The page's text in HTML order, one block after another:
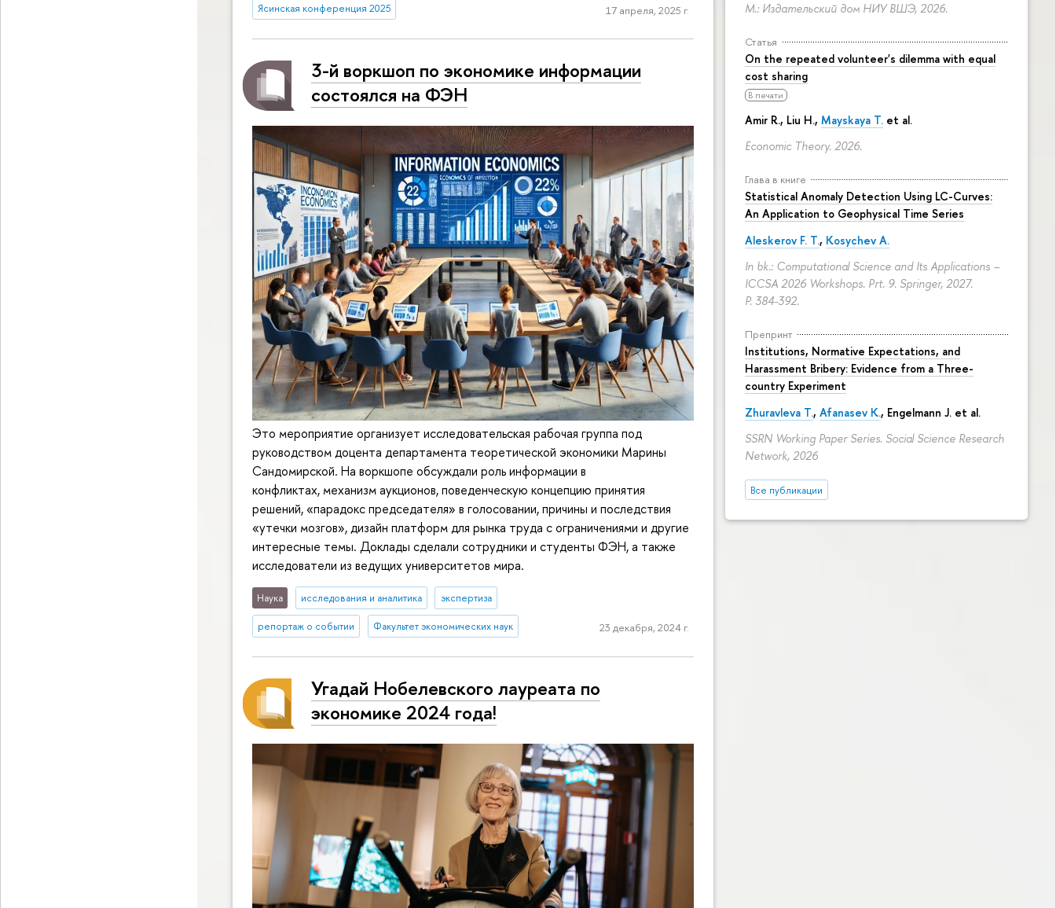
М.: Издательский дом НИУ ВШЭ, 2026.
Статья
On the repeated volunteer's dilemma with equal
cost sharing
В печати
Amir R., Liu H., Mayskaya T. et al.
Economic Theory. 2026.
Глава в книге
Statistical Anomaly Detection Using LC-Curves:
An Application to Geophysical Time Series
Aleskerov F. T., Kosychev A.
In bk.: Computational Science and Its Applications –
ICCSA 2026 Workshops. Prt. 9. Springer, 2027.
P. 384-392.
Препринт
Institutions, Normative Expectations, and
Harassment Bribery: Evidence from a Three-
country Experiment
Zhuravleva T., Afanasev K., Engelmann J. et al.
SSRN Working Paper Series. Social Science Research
Network, 2026
Все публикации
Ясинская конференция 2025 17 апреля, 2025 г.
3-й воркшоп по экономике информации
состоялся на ФЭН
Это мероприятие организует исследовательская рабочая группа под
руководством доцента департамента теоретической экономики Марины
Сандомирской. На воркшопе обсуждали роль информации в
конфликтах, механизм аукционов, поведенческую концепцию принятия
решений, «парадокс председателя» в голосовании, причины и последствия
«утечки мозгов», дизайн платформ для рынка труда с ограничениями и другие
интересные темы. Доклады сделали сотрудники и студенты ФЭН, а также
исследователи из ведущих университетов мира.
Наука исследования и аналитика экспертиза
репортаж о событии Факультет экономических наук 23 декабря, 2024 г.
Угадай Нобелевского лауреата по
экономике 2024 года!